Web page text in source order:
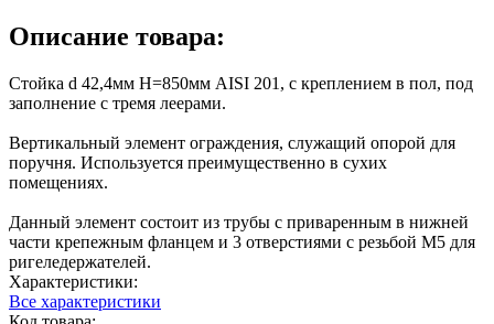
Описание товара:
Стойка d 42,4мм H=850мм AISI 201, с креплением в пол, под
заполнение с тремя леерами.
Вертикальный элемент ограждения, служащий опорой для
поручня. Используется преимущественно в сухих
помещениях.
Данный элемент состоит из трубы с приваренным в нижней
части крепежным фланцем и 3 отверстиями с резьбой М5 для
ригеледержателей.
Характеристики:
Все характеристики